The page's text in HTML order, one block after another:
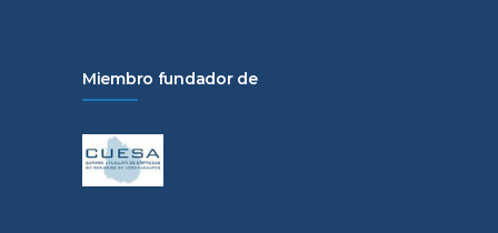
Miembro fundador de